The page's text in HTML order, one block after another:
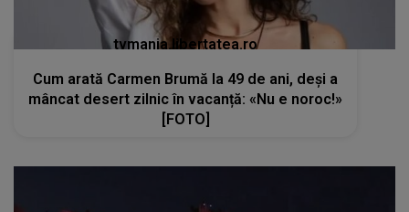
tvmania.libertatea.ro
Cum arată Carmen Brumă la 49 de ani, deși a
mâncat desert zilnic în vacanță: «Nu e noroc!»
[FOTO]